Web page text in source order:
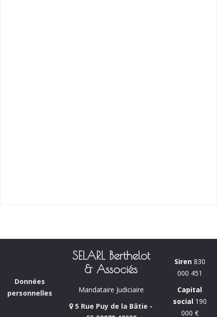
Données
personnelles
SELARL Berthelot
& Associés
Mandataire Judiciaire
5 Rue Puy de la Bâtie -
Siren830
000 451
Capital
social190
000 €